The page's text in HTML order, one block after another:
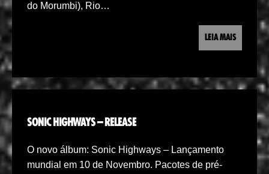
do Morumbi), Rio…
LEIA MAIS
SONIC HIGHWAYS – RELEASE
O novo álbum: Sonic Highways – Lançamento
mundial em 10 de Novembro. Pacotes de pré-